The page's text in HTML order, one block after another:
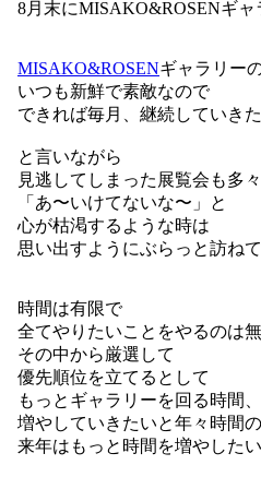
8月末にMISAKO&ROSENギャ
MISAKO&ROSENギャラリー
いつも新鮮で素敵なので
できれば毎月、継続していき
と言いながら
見逃してしまった展覧会も多
「あ〜いけてないな〜」と
心が枯渇するような時は
思い出すようにぶらっと訪ねて
時間は有限で
全てやりたいことをやるのは
その中から厳選して
優先順位を立てるとして
もっとギャラリーを回る時間
増やしていきたいと年々時間
来年はもっと時間を増やした